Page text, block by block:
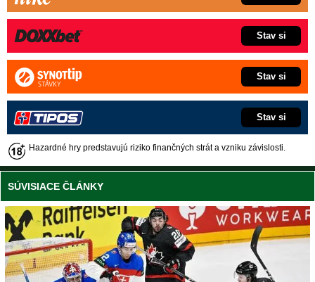
Stav si
Stav si
Stav si
Hazardné hry predstavujú riziko finančných strát a vzniku závislosti.
SÚVISIACE ČLÁNKY